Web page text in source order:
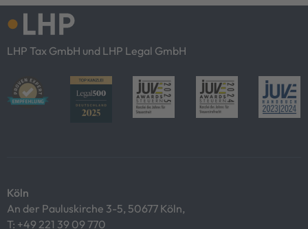
LHP Tax GmbH und LHP Legal GmbH
Köln
An der Pauluskirche 3-5, 50677 Köln,
T: +49 221 39 09 770